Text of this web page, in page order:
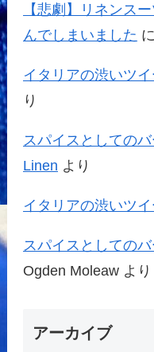
【悲劇】リネンス
んでしまいました に
イタリアの渋いツイ
り
スパイスとしての
Linen より
イタリアの渋いツイ
スパイスとしての
Ogden Moleaw より
アーカイブ